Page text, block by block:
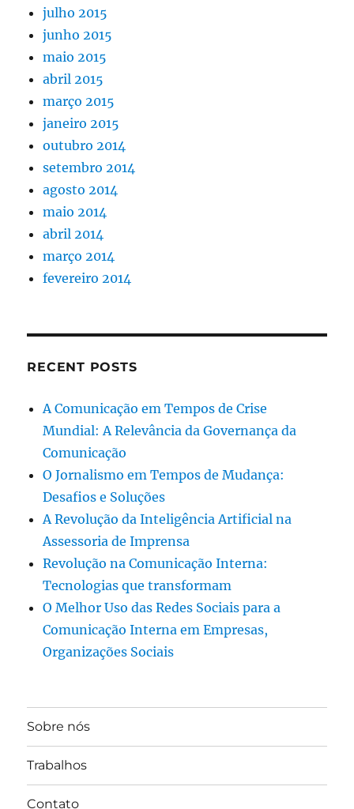
julho 2015
junho 2015
maio 2015
abril 2015
março 2015
janeiro 2015
outubro 2014
setembro 2014
agosto 2014
maio 2014
abril 2014
março 2014
fevereiro 2014
RECENT POSTS
A Comunicação em Tempos de Crise
Mundial: A Relevância da Governança da
Comunicação
O Jornalismo em Tempos de Mudança:
Desafios e Soluções
A Revolução da Inteligência Artificial na
Assessoria de Imprensa
Revolução na Comunicação Interna:
Tecnologias que transformam
O Melhor Uso das Redes Sociais para a
Comunicação Interna em Empresas,
Organizações Sociais
Sobre nós
Trabalhos
Contato